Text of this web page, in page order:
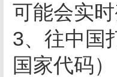
可能会实时
3、往中国
国家代码